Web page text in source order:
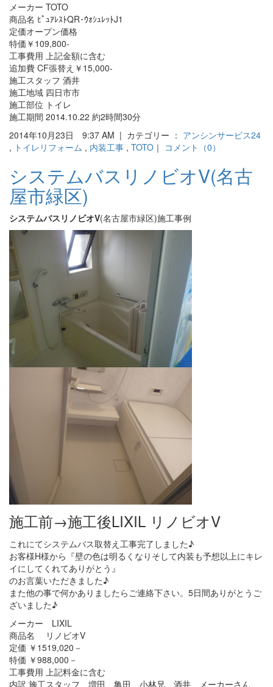
メーカー TOTO
商品名 ﾋﾟｭｱﾚｽﾄQR･ｳｫｼｭﾚｯﾄJ1
定価オープン価格
特価￥109,800-
工事費用 上記金額に含む
追加費 CF張替え￥15,000-
施工スタッフ 酒井
施工地域 四日市市
施工部位 トイレ
施工期間 2014.10.22 約2時間30分
2014年10月23日 9:37 AM | カテゴリー ： アンシンサービス24
, トイレリフォーム , 内装工事 , TOTO ｜ コメント（0）
システムバスリノビオV(名古
屋市緑区)
システムバスリノビオV(名古屋市緑区)施工事例
施工前→施工後LIXIL リノビオV
これにてシステムバス取替え工事完了しました♪
お客様H様から『壁の色は明るくなりそして内装も予想以上にキレ
イにしてくれてありがとう』
のお言葉いただきました♪
また他の事で何かありましたらご連絡下さい。5日間ありがとうご
ざいました♪
メーカー LIXIL
商品名 リノビオV
定価 ￥1519,020－
特価 ￥988,000－
工事費用 上記料金に含む
内訳 施工スタッフ 増田 亀田 小林兄 酒井 メーカーさん